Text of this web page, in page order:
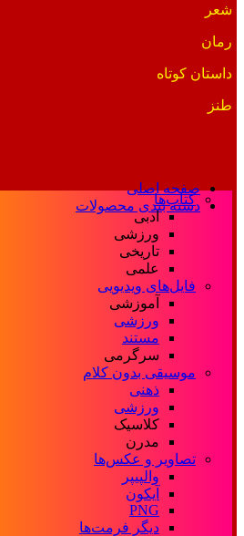
شعر
رمان
داستان کوتاه
طنز
صفحه اصلی
دسته بندی محصولات
کتاب‌ها
ادبی
ورزشی
تاریخی
علمی
فایل‌های ویدیویی
آموزشی
ورزشی
مستند
سرگرمی
موسیقی بدون کلام
ذهنی
ورزشی
کلاسیک
مدرن
تصاویر و عکس‌ها
والپیپر
آیکون
PNG
دیگر فرمت‌ها